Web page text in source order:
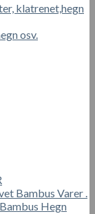
klatrenet,hegn
osv.
Bambus Varer .
Hegn